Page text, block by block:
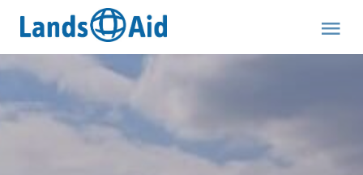
Inhalt
springen
HOME
PROJEKTE